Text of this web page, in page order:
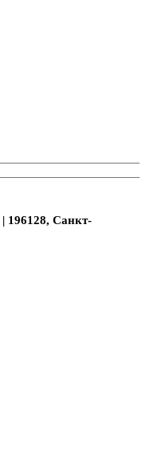
| 196128, Санкт-